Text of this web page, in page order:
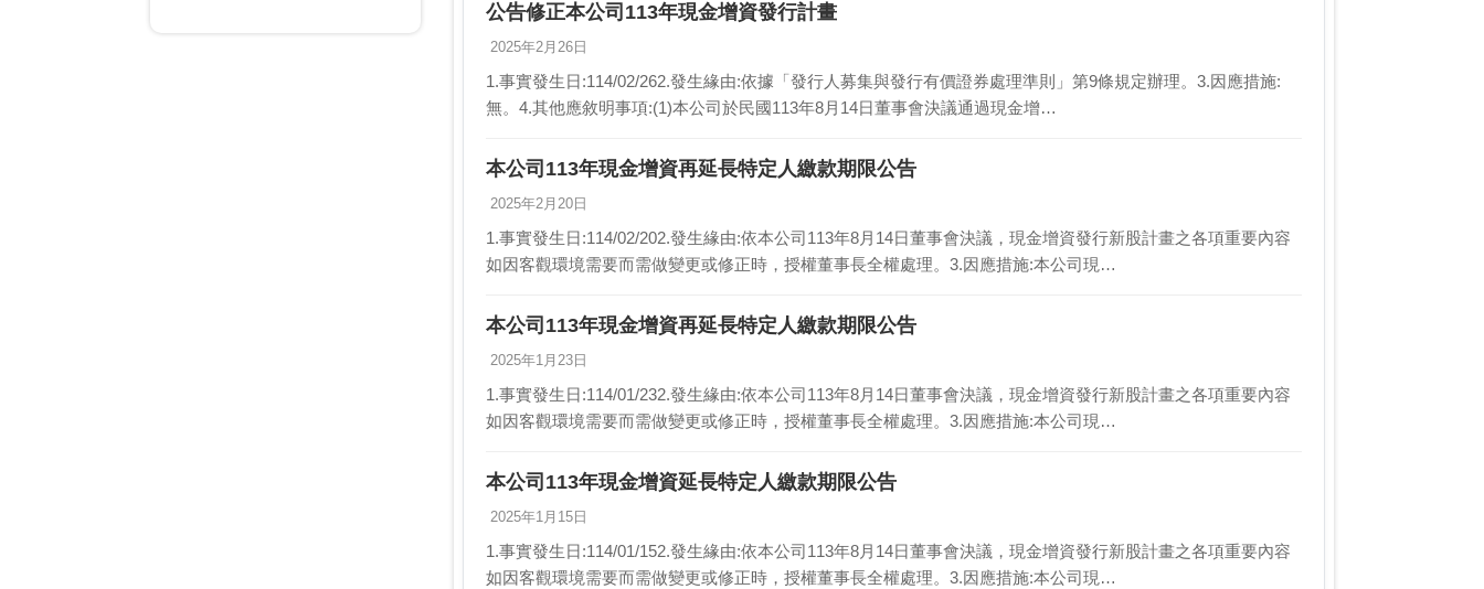
公告修正本公司113年現金增資發行計畫
2025年2月26日
1.事實發生日:114/02/262.發生緣由:依據「發行人募集與發行有價證券處理準則」第9條規定辦理。3.因應措施:
無。4.其他應敘明事項:(1)本公司於民國113年8月14日董事會決議通過現金增…
本公司113年現金增資再延長特定人繳款期限公告
2025年2月20日
1.事實發生日:114/02/202.發生緣由:依本公司113年8月14日董事會決議，現金增資發行新股計畫之各項重要內容
如因客觀環境需要而需做變更或修正時，授權董事長全權處理。3.因應措施:本公司現…
本公司113年現金增資再延長特定人繳款期限公告
2025年1月23日
1.事實發生日:114/01/232.發生緣由:依本公司113年8月14日董事會決議，現金增資發行新股計畫之各項重要內容
如因客觀環境需要而需做變更或修正時，授權董事長全權處理。3.因應措施:本公司現…
本公司113年現金增資延長特定人繳款期限公告
2025年1月15日
1.事實發生日:114/01/152.發生緣由:依本公司113年8月14日董事會決議，現金增資發行新股計畫之各項重要內容
如因客觀環境需要而需做變更或修正時，授權董事長全權處理。3.因應措施:本公司現…